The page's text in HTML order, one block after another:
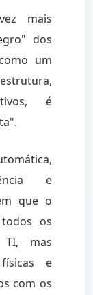
mais
dos
um
é
e
que o
os
mas
e
com os